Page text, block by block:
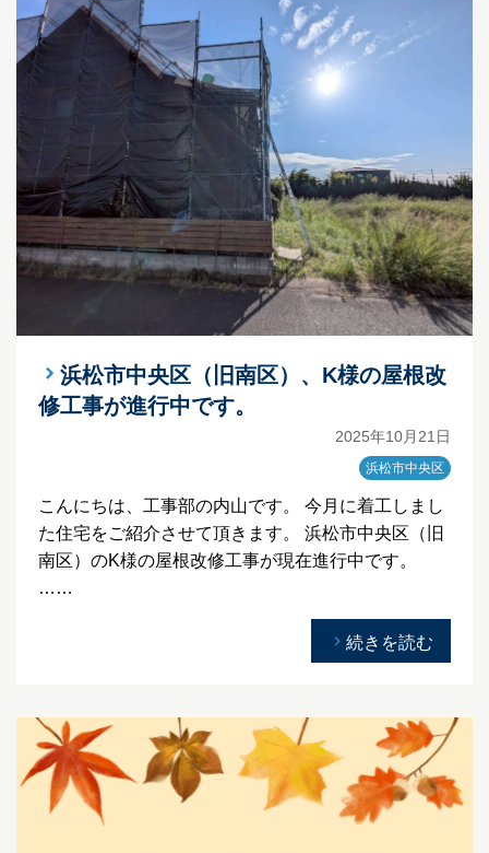
浜松市中央区（旧南区）、K様の屋根改
修工事が進行中です。
2025年10月21日
浜松市中央区
こんにちは、工事部の内山です。 今月に着工しまし
た住宅をご紹介させて頂きます。 浜松市中央区（旧
南区）のK様の屋根改修工事が現在進行中です。
……
続きを読む